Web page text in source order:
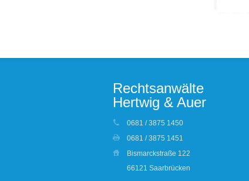
Rechtsanwälte
Hertwig & Auer
0681 / 3875 1450
0681 / 3875 1451
Bismarckstraße 122
66121 Saarbrücken